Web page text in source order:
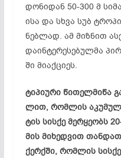
დო­ნი­დან 50-300 მ
ი­სა და სხვა სუბ
ნებ­ლად. ამ მიზ­ნით
დაინტერესებულმა
ში მი­აქ­ცი­ეს.
ტი­პი­უ­რი წი­თელ­მი­წა
ლით, რომ­­ლის
ტის სის­ქე მერ­­ყე­ობს
მის მი­ხედ­ვით
ქერ­ქში, რომ­ლის